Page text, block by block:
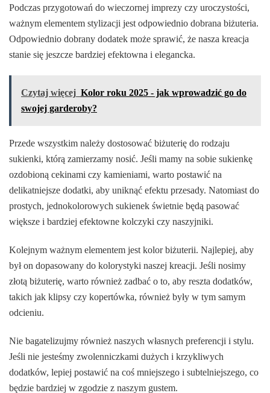
Podczas przygotowań do wieczornej imprezy czy uroczystości,
ważnym elementem stylizacji jest odpowiednio dobrana biżuteria.
Odpowiednio dobrany dodatek może sprawić, że nasza kreacja
stanie się jeszcze bardziej efektowna i elegancka.
Czytaj więcej Kolor roku 2025 - jak wprowadzić go do
swojej garderoby?
Przede wszystkim należy dostosować biżuterię do rodzaju
sukienki, którą zamierzamy nosić. Jeśli mamy na sobie sukienkę
ozdobioną cekinami czy kamieniami, warto postawić na
delikatniejsze dodatki, aby uniknąć efektu przesady. Natomiast do
prostych, jednokolorowych sukienek świetnie będą pasować
większe i bardziej efektowne kolczyki czy naszyjniki.
Kolejnym ważnym elementem jest kolor biżuterii. Najlepiej, aby
był on dopasowany do kolorystyki naszej kreacji. Jeśli nosimy
złotą biżuterię, warto również zadbać o to, aby reszta dodatków,
takich jak klipsy czy kopertówka, również były w tym samym
odcieniu.
Nie bagatelizujmy również naszych własnych preferencji i stylu.
Jeśli nie jesteśmy zwolenniczkami dużych i krzykliwych
dodatków, lepiej postawić na coś mniejszego i subtelniejszego, co
będzie bardziej w zgodzie z naszym gustem.